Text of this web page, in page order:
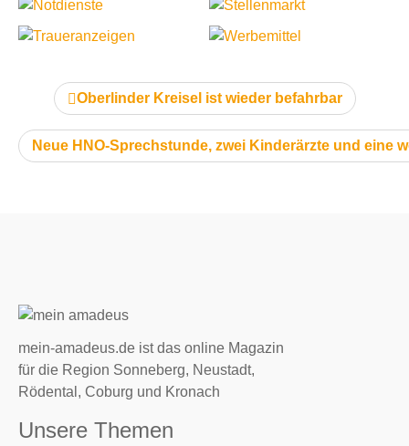
vorheriger Artikel:
Oberlinder Kreisel ist wieder befahrbar
nächster Artikel:
Neue HNO-Sprechstunde, zwei Kinderärzte und eine
mein-amadeus.de ist das online Magazin
für die Region Sonneberg, Neustadt,
Rödental, Coburg und Kronach
Unsere Themen